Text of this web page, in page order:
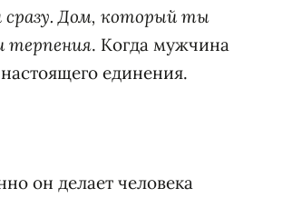
сразу. Дом, который ты
терпения. Когда мужчина
единения.
он делает человека